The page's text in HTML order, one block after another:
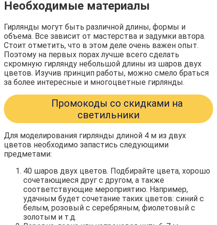
Необходимые материалы
Гирлянды могут быть различной длины, формы и
объема. Все зависит от мастерства и задумки автора.
Стоит отметить, что в этом деле очень важен опыт.
Поэтому на первых порах лучше всего сделать
скромную гирлянду небольшой длины из шаров двух
цветов. Изучив принцип работы, можно смело браться
за более интересные и многоцветные гирлянды.
Промокоды со скидками на
светильники
Для моделирования гирлянды длиной 4 м из двух
цветов необходимо запастись следующими
предметами:
40 шаров двух цветов. Подбирайте цвета, хорошо
сочетающиеся друг с другом, а также
соответствующие мероприятию. Например,
удачным будет сочетание таких цветов: синий с
белым, розовый с серебряным, фиолетовый с
золотым и т.д.